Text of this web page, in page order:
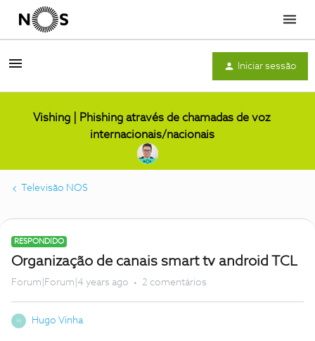
Menu
Iniciar sessão
Vishing | Phishing através de chamadas de voz
internacionais/nacionais
Televisão NOS
RESPONDIDO
Organização de canais smart tv android TCL
Forum|Forum|4 years ago 2 comentários
Hugo Vinha